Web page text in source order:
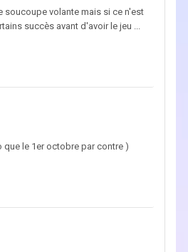
soucoupe volante mais si ce n'est
succès avant d'avoir le jeu ...
que le 1er octobre par contre )